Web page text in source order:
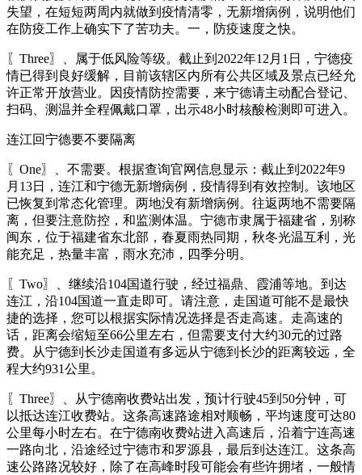
失望，在短短两周内就做到疫情清零，无新增病例，说明他们
在防疫工作上确实下了苦功夫。一，防疫速度之快。
〖Three〗、属于低风险等级。截止到2022年12月1日，宁德疫
情已得到良好缓解，目前该辖区内所有公共区域及景点已经允
许正常开放营业。因疫情防控需要，来宁德请主动配合登记、
扫码、测温并全程佩戴口罩，出示48小时核酸检测即可进入。
连江回宁德要不要隔离
〖One〗、不需要。根据查询官网信息显示：截止到2022年9
月13日，连江和宁德无新增病例，疫情得到有效控制。该地区
已恢复到常态化管理。两地没有新增病例。往返两地不需要隔
离，但要注意防控，和监测体温。宁德市隶属于福建省，别称
闽东，位于福建省东北部，春夏雨热同期，秋冬光温互利，光
能充足，热量丰富，雨水充沛，四季分明。
〖Two〗、继续沿104国道行驶，经过福鼎、霞浦等地。到达
连江，沿104国道一直走即可。请注意，走国道可能不是最快
捷的选择，您可以根据实际情况选择是否走高速。走高速的
话，距离会缩短至66公里左右，但需要支付大约30元的过路
费。从宁德到长沙走国道有多远从宁德到长沙的距离较远，全
程大约931公里。
〖Three〗、从宁德南收费站出发，预计行驶45到50分钟，可
以抵达连江收费站。这条高速路途相对顺畅，平均速度可达80
公里每小时左右。在宁德南收费站进入高速后，沿着宁连高速
一路向北，沿途经过宁德市和罗源县，最后到达连江。这条高
速公路路况较好，除了在高峰时段可能会有些许拥堵，一般情